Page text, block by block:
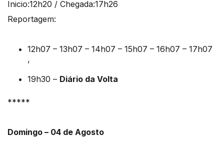
Inicio:12h20 / Chegada:17h26
Reportagem:
12h07 – 13h07 – 14h07 – 15h07 – 16h07 – 17h07
’
19h30 – Diário da Volta
*****
Domingo – 04 de Agosto